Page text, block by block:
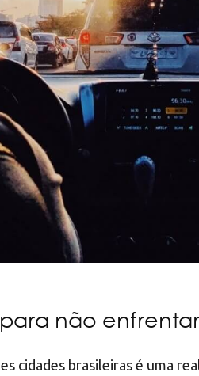
não
cidades brasileiras é uma